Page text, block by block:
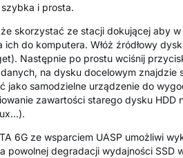
i prosta.
skorzystać ze stacji dokującej aby
ich do komputera. Włóż źródłowy
Następnie po prostu wciśnij
na dysku docelowym znajdzie
jako samodzielne urządzenie do
zawartości starego dysku HDD
6G ze wsparciem UASP umożliwi
powolnej degradacji wydajności SSD